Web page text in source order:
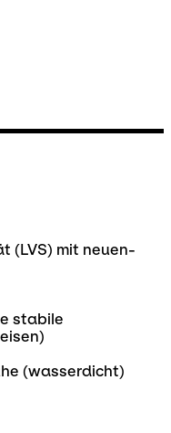
(LVS) mit neuen-
stabile
(wasserdicht)